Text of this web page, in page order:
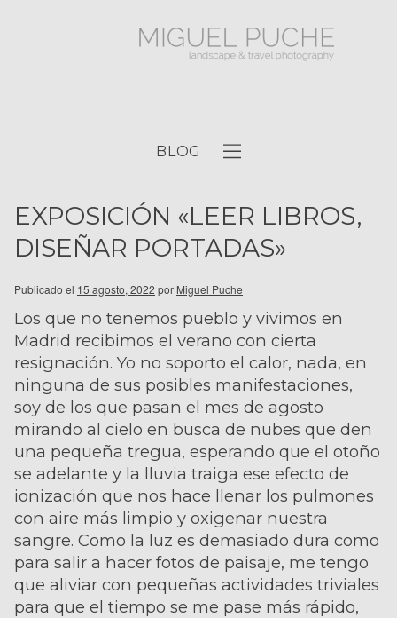
BLOG
EXPOSICIÓN «LEER LIBROS,
DISEÑAR PORTADAS»
Publicado el 15 agosto, 2022 por Miguel Puche
Los que no tenemos pueblo y vivimos en
Madrid recibimos el verano con cierta
resignación. Yo no soporto el calor, nada, en
ninguna de sus posibles manifestaciones,
soy de los que pasan el mes de agosto
mirando al cielo en busca de nubes que den
una pequeña tregua, esperando que el otoño
se adelante y la lluvia traiga ese efecto de
ionización que nos hace llenar los pulmones
con aire más limpio y oxigenar nuestra
sangre. Como la luz es demasiado dura como
para salir a hacer fotos de paisaje, me tengo
que aliviar con pequeñas actividades triviales
para que el tiempo se me pase más rápido,